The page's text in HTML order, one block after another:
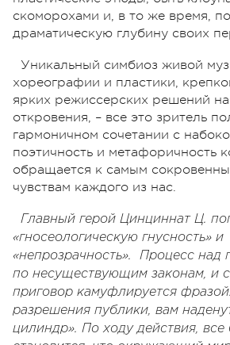
скоморохами и, в то же время,
драматическую глубину своих
Уникальный симбиоз живой
хореографии и пластики,
ярких режиссерских решений
откровения, – все это зритель
гармоничном сочетании с
поэтичность и метафоричность
обращается к самым
чувствам каждого из нас.
Главный герой Цинциннат Ц.
«гносеологическую гнусность» и
«непрозрачность». Процесс над
по несуществующим законам, и
приговор камуфлируется
разрешения публики, вам
цилиндр». По ходу действия, все